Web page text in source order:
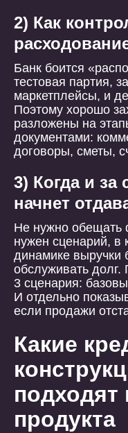
2) Как
Банк боится
тестовая партия,
маркетплейсы, и
Поэтому хорошо
разложены на
документами:
договоры, сметы,
3) Когда и за
начнет
Не нужно обещать
нужен сценарий, в
динамике выручки
обслуживать
3 сценария:
И отдельно
если продажи
Какие
подходят
продукта